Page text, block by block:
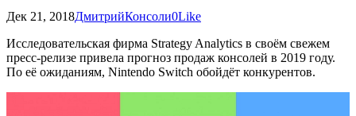
Дек 21, 2018ДмитрийКонсоли0Like
Исследовательская фирма Strategy Analytics в своём свежем
пресс-релизе привела прогноз продаж консолей в 2019 году.
По её ожиданиям, Nintendo Switch обойдёт конкурентов.